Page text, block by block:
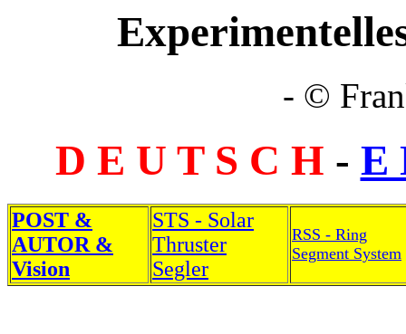
- ©
D E U T S C H - E
POST &
AUTOR &
Vision
STS - Solar
Thruster
Segler
RSS - Ring
Segment System